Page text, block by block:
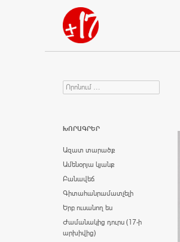
Որոնում
Search for:
ԽՈՐԱԳՐԵՐ
Ազատ տարածք
Ամենօրյա կյանք
Բանավեճ
Գիտահանրամատչելի
Երբ ուսանող ես
Ժամանակից դուրս (17-ի
արխիվից)